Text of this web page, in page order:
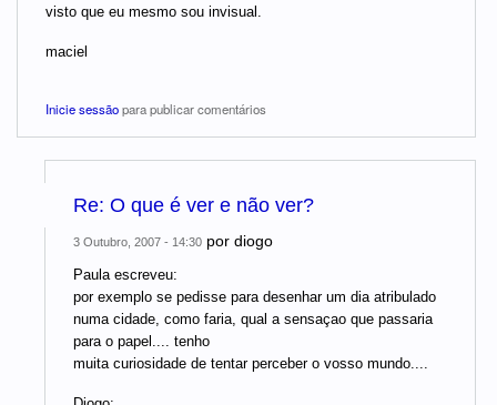
visto que eu mesmo sou invisual.
maciel
Inicie sessãopara publicar comentários
Re: O que é ver e não ver?
3 Outubro, 2007 - 14:30 por diogo
Paula escreveu:
por exemplo se pedisse para desenhar um dia atribulado
numa cidade, como faria, qual a sensaçao que passaria
para o papel.... tenho
muita curiosidade de tentar perceber o vosso mundo....